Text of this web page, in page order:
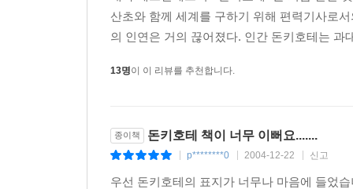
산초와 함께 세계를 구하기 위해 편력기사로
의 인연은 거의 끊어졌다. 인간 돈키호테는
13명이 이 리뷰를 추천합니다.
종이책 돈키호테 책이 너무 이뻐요.......
p********0 2004-12-22 신고
우선 돈키호테의 표지가 너무나 마음에 들었